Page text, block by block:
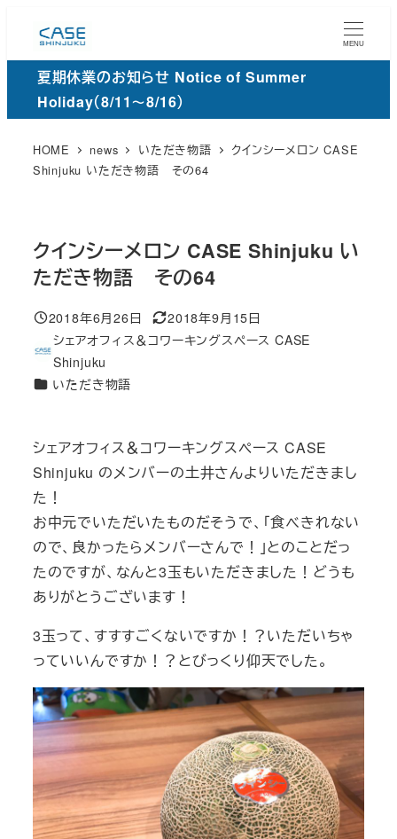
ン
MENU
夏期休業のお知らせ Notice of Summer
Holiday（8/11～8/16）
HOME news いただき物語
クインシーメロン CASE
Shinjuku いただき物語 その64
クインシーメロン CASE Shinjuku い
ただき物語 その64
投稿日
2018年6月26日
更
新
2018年9月15日
著
者
シェアオフィス＆コワーキングスペース CASE
Shinjuku
カ
リ
ー
いただき物語
シェアオフィス＆コワーキングスペース CASE
Shinjuku のメンバーの土井さんよりいただきまし
た！
お中元でいただいたものだそうで、「食べきれない
ので、良かったらメンバーさんで！」とのことだっ
たのですが、なんと3玉もいただきました！どうも
ありがとうございます！
3玉って、すすすごくないですか！？いただいちゃ
っていいんですか！？とびっくり仰天でした。